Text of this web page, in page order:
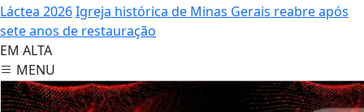
Láctea 2026Igreja histórica de Minas Gerais reabre após
sete anos de restauração
EM ALTA
MENU